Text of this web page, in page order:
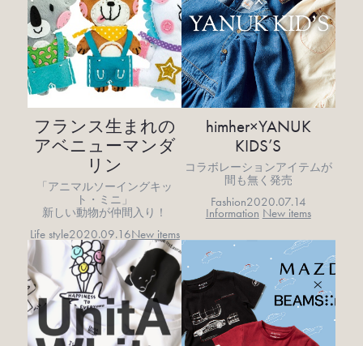
フランス生まれの
アベニューマンダ
リン
「アニマルソーイングキッ
ト・ミニ」
新しい動物が仲間入り！
Life style2020.09.16New items
himher×YANUK
KIDS’S
コラボレーションアイテムが
間も無く発売
Fashion2020.07.14
Information New items